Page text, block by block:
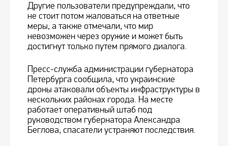
Другие пользователи предупреждали, что
не стоит потом жаловаться на ответные
меры, а также отмечали, что мир
невозможен через оружие и может быть
достигнут только путем прямого диалога.
Пресс-служба администрации губернатора
Петербурга сообщила, что украинские
дроны атаковали объекты инфраструктуры в
нескольких районах города. На месте
работает оперативный штаб под
руководством губернатора Александра
Беглова, спасатели устраняют последствия.